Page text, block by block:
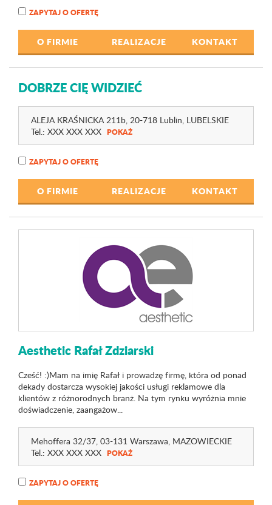
ZAPYTAJ O OFERTĘ
O FIRMIE REALIZACJE KONTAKT
DOBRZE CIĘ WIDZIEĆ
ALEJA KRAŚNICKA 211b, 20-718 Lublin, LUBELSKIE
Tel.: XXX XXX XXX POKAŻ
ZAPYTAJ O OFERTĘ
O FIRMIE REALIZACJE KONTAKT
Aesthetic Rafał Zdziarski
Cześć! :)Mam na imię Rafał i prowadzę firmę, która od ponad
dekady dostarcza wysokiej jakości usługi reklamowe dla
klientów z różnorodnych branż. Na tym rynku wyróżnia mnie
doświadczenie, zaangażow...
Mehoffera 32/37, 03-131 Warszawa, MAZOWIECKIE
Tel.: XXX XXX XXX POKAŻ
ZAPYTAJ O OFERTĘ